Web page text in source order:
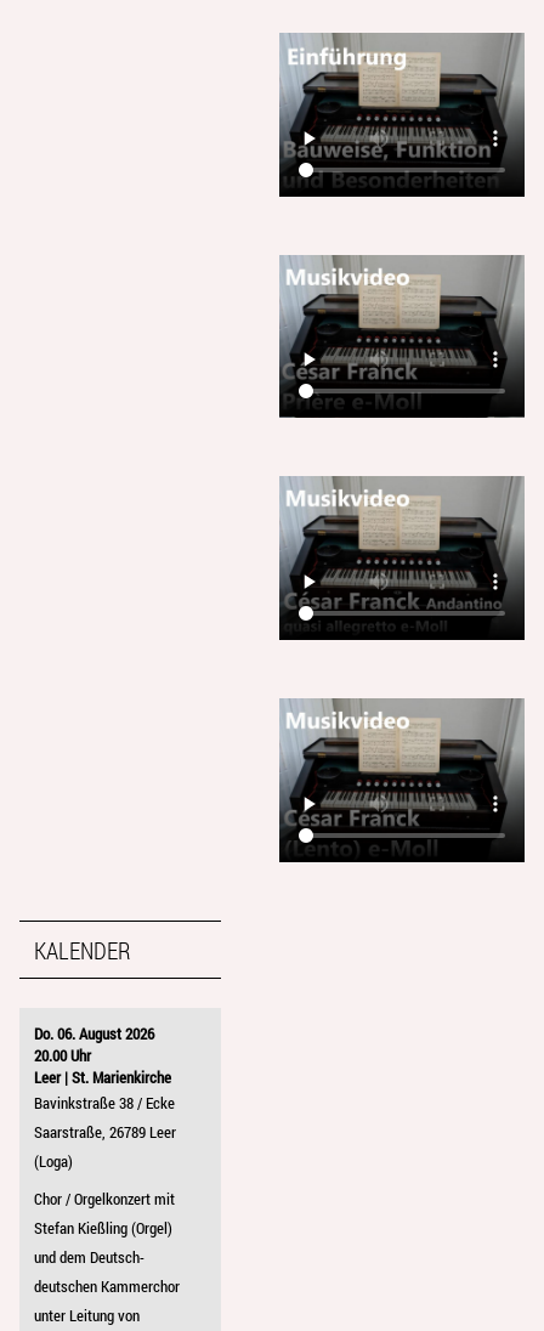
KALENDER
Do. 06. August 2026
20.00 Uhr
Leer | St. Marienkirche
Bavinkstraße 38 / Ecke
Saarstraße, 26789 Leer
(Loga)
Chor / Orgelkonzert mit
Stefan Kießling (Orgel)
und dem Deutsch-
deutschen Kammerchor
unter Leitung von